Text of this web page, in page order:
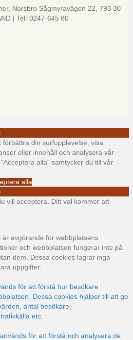
Norsbro Sågmyravägen 22, 793 30
| Tel: 0247-645 80
din surfupplevelse, visa
eller innehåll och analysera vår
alla" samtycker du till vår
alla
vill acceptera. Ditt val kommer att
är avgörande för webbplatsens
och webbplatsen fungerar inte på
dem. Dessa cookies lagrar inga
uppgifter.
för att förstå hur besökare
Dessa cookies hjälper till att ge
antal besökare,
etc.
för att förstå och analysera de